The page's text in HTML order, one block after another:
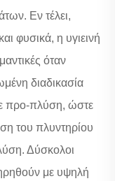
Εν τέλει,
φυσικά, η υγιεινή
όταν
διαδικασία
προ-πλύση, ώστε
του πλυντηρίου
Δύσκολοι
με υψηλή